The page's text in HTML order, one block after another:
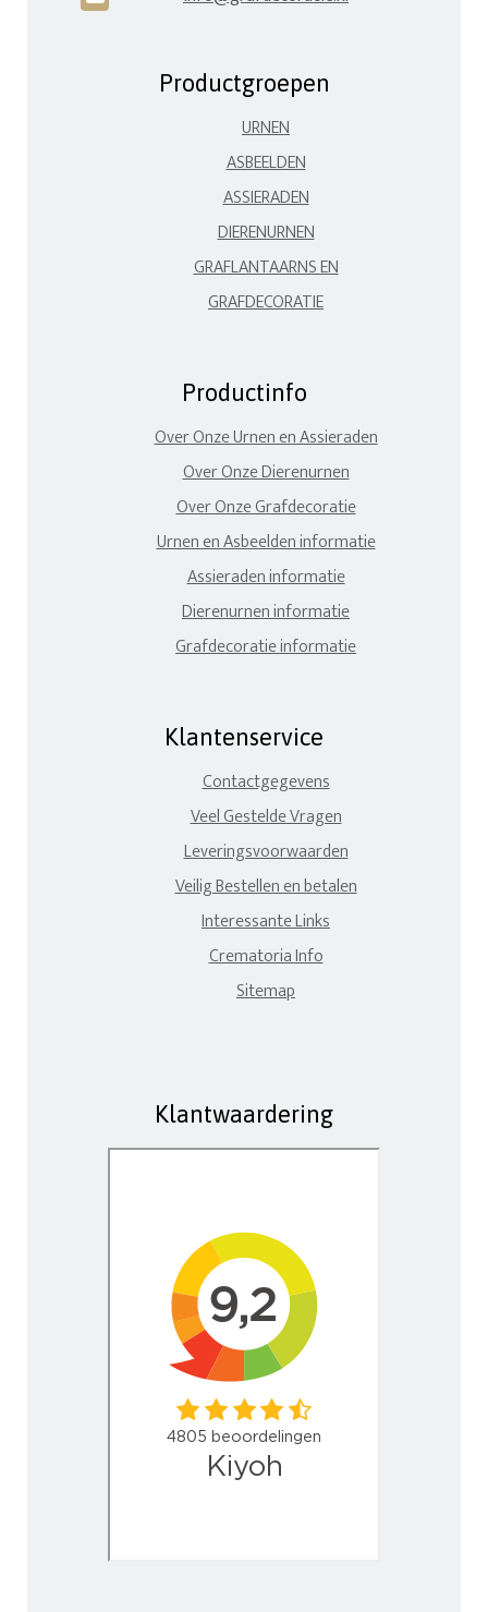
Productgroepen
URNEN
ASBEELDEN
ASSIERADEN
DIERENURNEN
GRAFLANTAARNS EN
GRAFDECORATIE
Productinfo
Over Onze Urnen en Assieraden
Over Onze Dierenurnen
Over Onze Grafdecoratie
Urnen en Asbeelden informatie
Assieraden informatie
Dierenurnen informatie
Grafdecoratie informatie
Klantenservice
Contactgegevens
Veel Gestelde Vragen
Leveringsvoorwaarden
Veilig Bestellen en betalen
Interessante Links
Crematoria Info
Sitemap
Klantwaardering